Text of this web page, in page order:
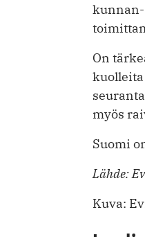
On
myös
Suomi
Lähde:
Kuva: